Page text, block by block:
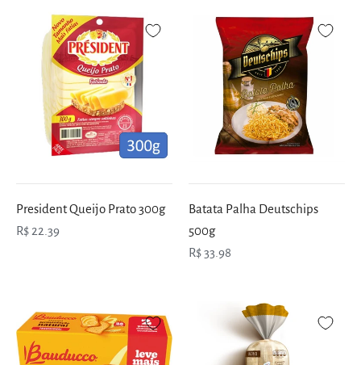
President Queijo Prato 300g
R$ 22.39
Batata Palha Deutschips
500g
R$ 33.98